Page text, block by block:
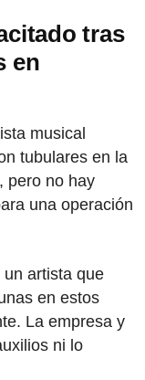
tras
en
musical
tubulares en la
pero no hay
una operación
artista que
en estos
La empresa y
ni lo